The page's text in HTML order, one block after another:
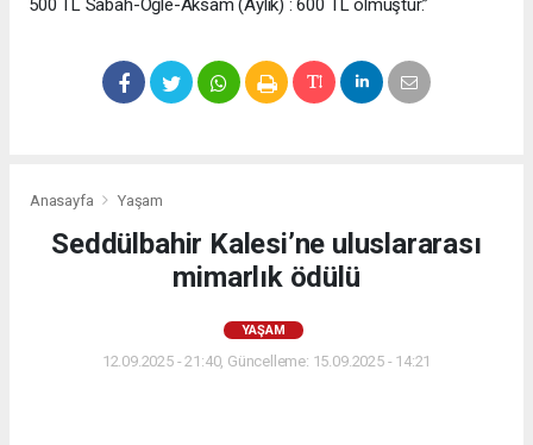
500 TL Sabah-Öğle-Aksam (Aylık) : 600 TL olmuştur.”
Anasayfa Yaşam
Seddülbahir Kalesi’ne uluslararası
mimarlık ödülü
YAŞAM
12.09.2025 - 21:40, Güncelleme: 15.09.2025 - 14:21